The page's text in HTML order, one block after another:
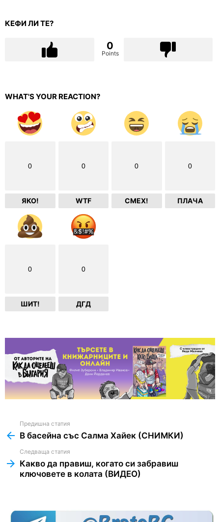
КЕФИ ЛИ ТЕ?
0
Points
WHAT'S YOUR REACTION?
0
ЯКО!
0
WTF
0
СМЕХ!
0
ПЛАЧА
0
ШИТ!
0
ДГД
more
Предишна статия
В басейна със Салма Хайек (СНИМКИ)
Следваща статия
Какво да правиш, когато си забравиш
ключовете в колата (ВИДЕО)